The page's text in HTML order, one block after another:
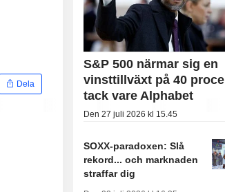
Dela
S&P 500 närmar sig en
vinsttillväxt på 40
tack vare Alphabet
Den 27 juli 2026 kl 15.45
SOXX-paradoxen: Slå
rekord... och marknaden
straffar dig